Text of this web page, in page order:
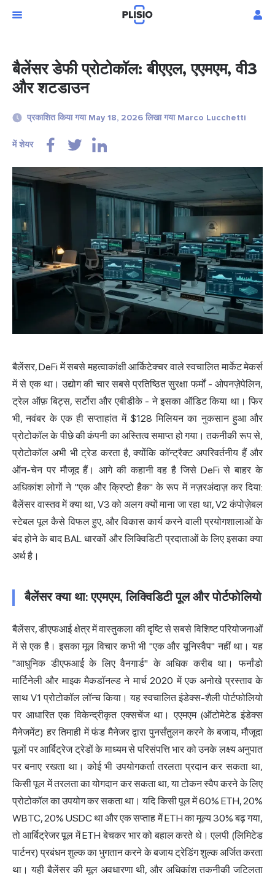
बैलेंसर डेफी प्रोटोकॉल: बीएएल, एएमएम, वी3
और शटडाउन
प्रकाशित किया गया May 18, 2026 लिखा गया Marco Lucchetti
में शेयर
बैलेंसर, DeFi में सबसे महत्वाकांक्षी आर्किटेक्चर वाले स्वचालितमार्केट मेकर
में से एक था। उद्योग की चार सबसे प्रतिष्ठित सुरक्षा फर्मों - ओपनज़ेपेलिन,
ट्रेल ऑफ़ बिट्स, सर्टोरा और एबीडीके - ने इसका ऑडिट किया था। फिर
भी, नवंबर के एक ही सप्ताहांत में $128 मिलियन का नुकसान हुआ और
प्रोटोकॉल के पीछे की कंपनी का अस्तित्व समाप्त हो गया। तकनीकी रूप से,
प्रोटोकॉल अभी भी ट्रेड करता है, क्योंकि कॉन्ट्रैक्ट अपरिवर्तनीय हैं और
ऑन-चेन पर मौजूद हैं। आगे की कहानी वह है जिसे DeFi से बाहर के
अधिकांश लोगों ने "एक और क्रिप्टो हैक" के रूप में नज़रअंदाज़ कर दिया:
बैलेंसर वास्तव में क्या था, V3 को अलग क्यों माना जा रहा था, V2 कंपोज़ेबल
स्टेबल पूल कैसे विफल हुए, और विकास कार्य करने वाली प्रयोगशालाओं के
बंद होने के बाद BAL धारकों और लिक्विडिटी प्रदाताओं के लिए इसका क्या
अर्थ है।
बैलेंसर क्या था: एएमएम, लिक्विडिटी पूल और पोर्टफोलियो
बैलेंसर, डीएफआई क्षेत्र में वास्तुकला की दृष्टि से सबसे विशिष्ट परियोजनाओं
में से एक है। इसका मूल विचार कभी भी "एक और यूनिस्वैप" नहीं था। यह
"आधुनिक डीएफआई के लिए वैनगार्ड" के अधिक करीब था। फर्नांडो
मार्टिनेली और माइक मैकडॉनल्ड ने मार्च 2020 में एक अनोखे प्रस्ताव के
साथ V1 प्रोटोकॉल लॉन्च किया। यह स्वचालित इंडेक्स-शैली पोर्टफोलियो
पर आधारित एकविकेन्द्रीकृत एक्सचेंजथा। एएमएम (ऑटोमेटेड इंडेक्स
मैनेजमेंट) हर तिमाही में फंड मैनेजर द्वारा पुनर्संतुलन करने के बजाय, मौजूदा
पूलों पर आर्बिट्रेज ट्रेडों के माध्यम से परिसंपत्ति भार को उनके लक्ष्य अनुपात
पर बनाए रखता था। कोई भी उपयोगकर्ता तरलता प्रदान कर सकता था,
किसी पूल में तरलता का योगदान कर सकता था, या टोकन स्वैप करने के लिए
प्रोटोकॉल का उपयोग कर सकता था। यदि किसी पूल में 60% ETH, 20%
WBTC, 20% USDC था और एक सप्ताह में ETH का मूल्य 30% बढ़ गया,
तो आर्बिट्रेजर पूल में ETH बेचकर भार को बहाल करते थे। एलपी (लिमिटेड
पार्टनर) प्रबंधन शुल्क का भुगतान करने के बजाय ट्रेडिंग शुल्क अर्जित करता
था। यही बैलेंसर की मूल अवधारणा थी, और अधिकांश तकनीकी जटिलता